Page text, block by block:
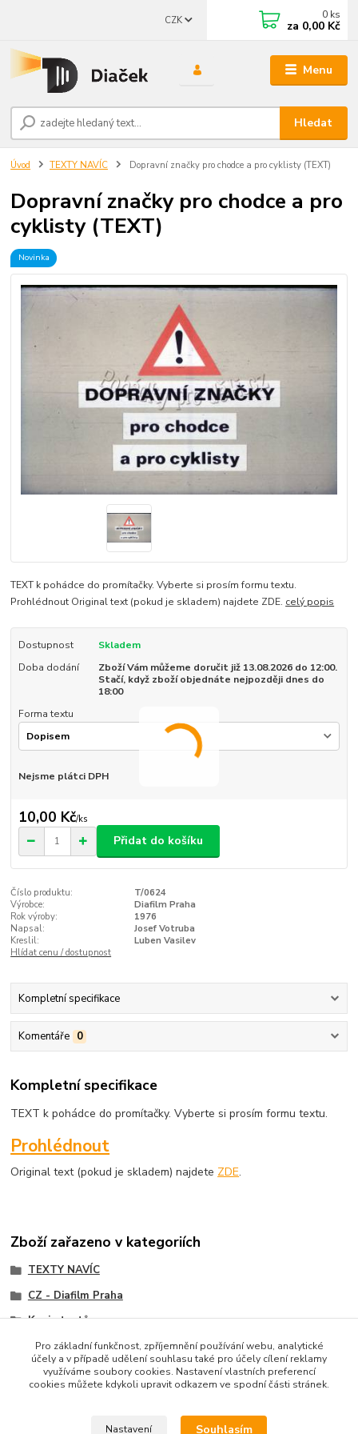
Menu
CZK
Hledat
0 ks
za 0,00 Kč
Úvod TEXTY NAVÍC Dopravní značky pro chodce a pro cyklisty (TEXT)
Dopravní značky pro chodce a pro
cyklisty (TEXT)
Novinka
TEXT k pohádce do promítačky. Vyberte si prosím formu textu.
Prohlédnout Original text (pokud je skladem) najdete ZDE. celý popis
Dostupnost
Skladem
Doba dodání
Zboží Vám můžeme doručit již 13.08.2026 do 12:00.
Stačí, když zboží objednáte nejpozději dnes do
18:00
Forma textu
Nejsme plátci DPH
10,00 Kč/ks
Přidat do košíku
Číslo produktu:
T/0624
Výrobce:
Diafilm Praha
Rok výroby:
1976
Napsal:
Josef Votruba
Kreslil:
Luben Vasilev
Hlídat cenu / dostupnost
Kompletní specifikace
Komentáře 0
Kompletní specifikace
TEXT k pohádce do promítačky. Vyberte si prosím formu textu.
Prohlédnout
Original text (pokud je skladem) najdete ZDE.
Zboží zařazeno v kategoriích
TEXTY NAVÍC
CZ - Diafilm Praha
Kopie textů
Upravit sběr cookies.
Pro základní funkčnost, zpříjemnění používání webu, analytické
účely a v případě udělení souhlasu také pro účely cílení reklamy
využíváme soubory cookies. Nastavení vlastních preferencí
cookies můžete kdykoli upravit odkazem ve spodní části stránek.
Nastavení Souhlasím